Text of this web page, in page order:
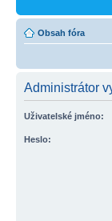
Obsah fóra
Administrátor
Uživatelské jméno:
Heslo: